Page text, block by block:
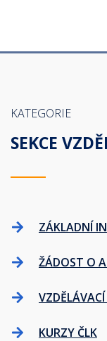
KATEGORIE
SEKCE
ZÁKLADNÍ
ŽÁDOST O
KURZY ČLK